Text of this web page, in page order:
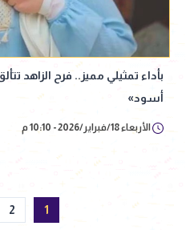
بأداء تمثيلي مميز.. فرح الزاهد
أسود»
الأربعاء 18/فبراير/2026 - 10:10 م
1
2